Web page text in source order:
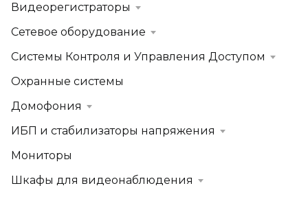
Видеорегистраторы
Сетевое оборудование
Системы Контроля и Управления Доступом
Охранные системы
Домофония
ИБП и стабилизаторы напряжения
Мониторы
Шкафы для видеонаблюдения